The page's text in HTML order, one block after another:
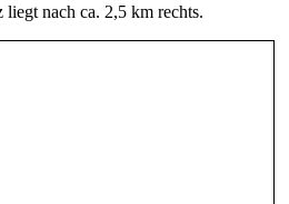
nach ca. 2,5 km rechts.